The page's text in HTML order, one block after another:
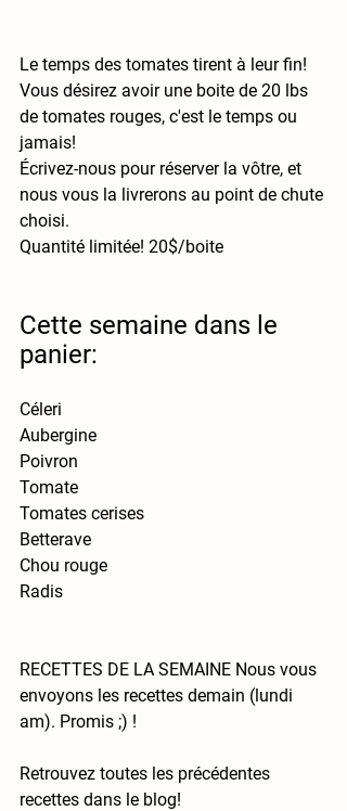
Le temps des tomates tirent à leur fin!
Vous désirez avoir une boite de 20 lbs
de tomates rouges, c'est le temps ou
jamais!
Écrivez-nous pour réserver la vôtre, et
nous vous la livrerons au point de chute
choisi.
Quantité limitée! 20$/boite
Cette semaine dans le
panier:
Céleri
Aubergine
Poivron
Tomate
Tomates cerises
Betterave
Chou rouge
Radis
RECETTES DE LA SEMAINE Nous vous
envoyons les recettes demain (lundi
am). Promis ;) !
Retrouvez toutes les précédentes
recettes dans le blog!